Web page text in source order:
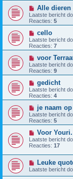
Alle dieren
Laatste bericht
Reacties: 5
cello
Laatste bericht
Reacties: 7
voor
Laatste bericht
Reacties: 9
gedicht
Laatste bericht
Reacties: 4
je naam
Laatste bericht
Reacties: 5
Voor Youri.
Laatste bericht
Reacties: 17
Leuke
Laatste bericht